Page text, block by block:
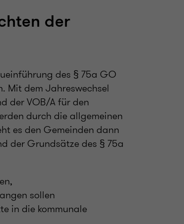
der
des § 75a GO
Mit dem Jahreswechsel
der VOB/A für den
durch die allgemeinen
es den Gemeinden dann
der Grundsätze des § 75a
sollen
in die kommunale